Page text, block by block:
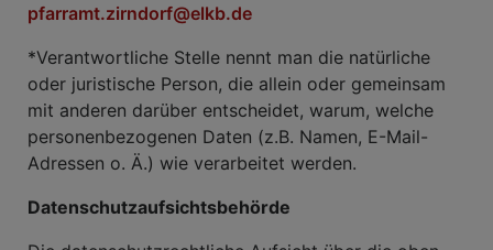
pfarramt.zirndorf@elkb.de
*Verantwortliche Stelle nennt man die natürliche
oder juristische Person, die allein oder gemeinsam
mit anderen darüber entscheidet, warum, welche
personenbezogenen Daten (z.B. Namen, E-Mail-
Adressen o. Ä.) wie verarbeitet werden.
Datenschutzaufsichtsbehörde